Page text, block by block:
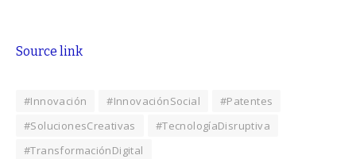
Source link
#Innovación #InnovaciónSocial
#Patentes
#SolucionesCreativas
#TecnologíaDisruptiva
#TransformaciónDigital